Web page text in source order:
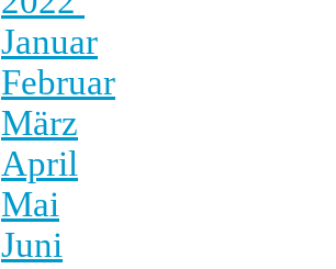
Januar
Februar
März
April
Mai
Juni